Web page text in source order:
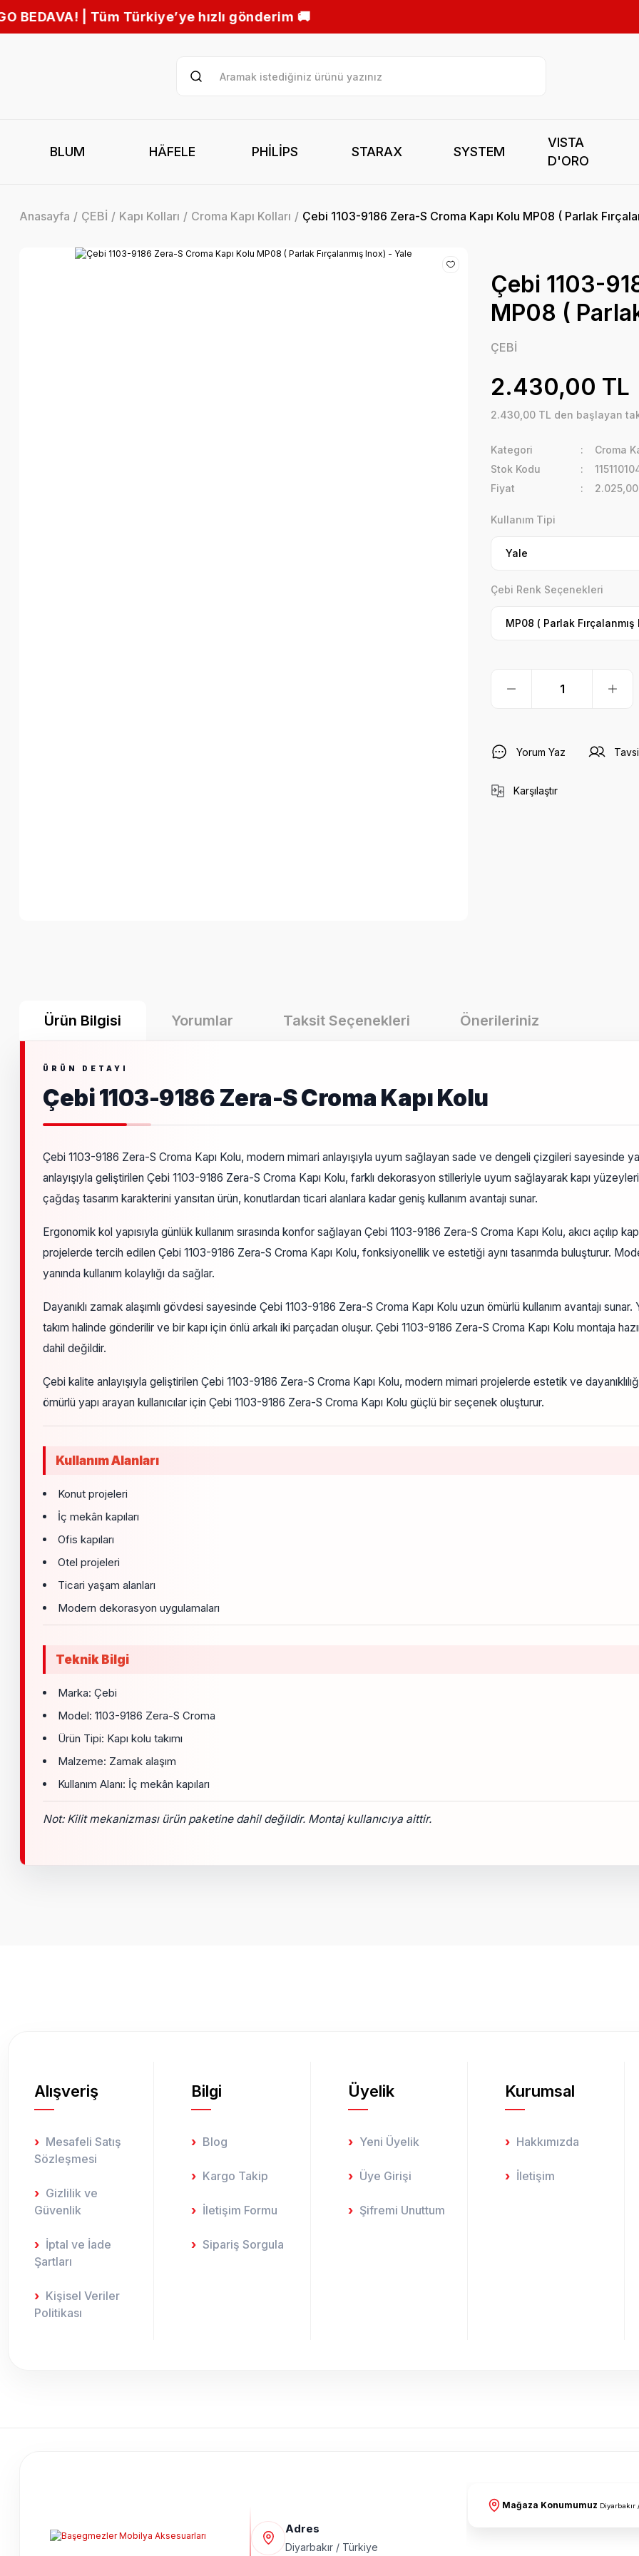
hızlı gönderim 🚚
BLUM HÄFELE PHİLİPS STARAX SYSTEM
VISTA
D'ORO
Anasayfa ÇEBİ Kapı Kolları Croma Kapı Kolları Çebi 1103-9186 Zera-S Croma Kapı Kolu MP08 ( Parlak
Çebi 1103-
MP08 (
ÇEBİ
2.430,00 TL
2.430,00 TL den başlayan
Kategori
Croma
Stok Kodu
Fiyat
Kullanım Tipi
Çebi Renk Seçenekleri
Yorum Yaz
Karşılaştır
Ürün Bilgisi Yorumlar Taksit Seçenekleri Önerileriniz
Çebi 1103-9186 Zera-S Croma Kapı Kolu
Çebi 1103-9186 Zera-S Croma Kapı Kolu, modern mimari anlayışıyla uyum sağlayan sade ve dengeli çizgileri sayesinde
anlayışıyla geliştirilen Çebi 1103-9186 Zera-S Croma Kapı Kolu, farklı dekorasyon stilleriyle uyum sağlayarak kapı
çağdaş tasarım karakterini yansıtan ürün, konutlardan ticari alanlara kadar geniş kullanım avantajı sunar.
Ergonomik kol yapısıyla günlük kullanım sırasında konfor sağlayan Çebi 1103-9186 Zera-S Croma Kapı Kolu, akıcı açılıp
projelerde tercih edilen Çebi 1103-9186 Zera-S Croma Kapı Kolu, fonksiyonellik ve estetiği aynı tasarımda buluşturur.
yanında kullanım kolaylığı da sağlar.
Dayanıklı zamak alaşımlı gövdesi sayesinde Çebi 1103-9186 Zera-S Croma Kapı Kolu uzun ömürlü kullanım avantajı sunar.
takım halinde gönderilir ve bir kapı için önlü arkalı iki parçadan oluşur. Çebi 1103-9186 Zera-S Croma Kapı Kolu montaja
dahil değildir.
Çebi kalite anlayışıyla geliştirilen Çebi 1103-9186 Zera-S Croma Kapı Kolu, modern mimari projelerde estetik ve
ömürlü yapı arayan kullanıcılar için Çebi 1103-9186 Zera-S Croma Kapı Kolu güçlü bir seçenek oluşturur.
Kullanım Alanları
Konut projeleri
İç mekân kapıları
Ofis kapıları
Otel projeleri
Ticari yaşam alanları
Modern dekorasyon uygulamaları
Teknik Bilgi
Marka: Çebi
Model: 1103-9186 Zera-S Croma
Ürün Tipi: Kapı kolu takımı
Malzeme: Zamak alaşım
Kullanım Alanı: İç mekân kapıları
Not: Kilit mekanizması ürün paketine dahil değildir. Montaj kullanıcıya aittir.
Alışveriş
Mesafeli Satış
Sözleşmesi
Gizlilik ve
Güvenlik
İptal ve İade
Şartları
Kişisel Veriler
Politikası
Bilgi
Blog
Kargo Takip
İletişim Formu
Sipariş Sorgula
Üyelik
Yeni Üyelik
Üye Girişi
Şifremi Unuttum
Kurumsal
Hakkımızda
İletişim
Adres
Diyarbakır / Türkiye
Mağaza Konumumuz Diyarbakır